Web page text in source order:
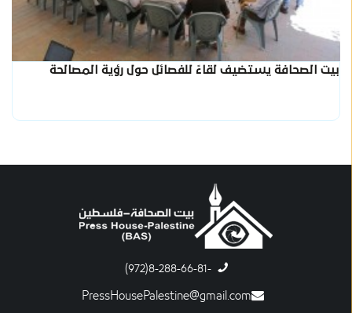
بيت الصحافة يستضيف لقاءً للفصائل حول رؤية المصالحة
-8-288-66-81(972)
PressHousePalestine@gmail.com